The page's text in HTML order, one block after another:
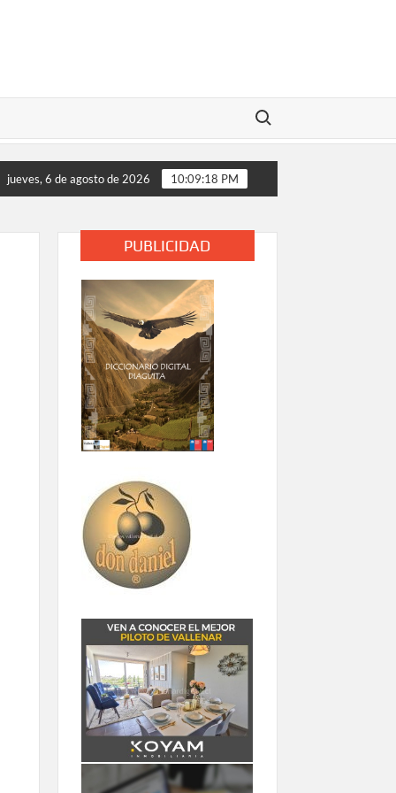
Buscar:
Inician nueva fase en la entrega de alimentos para
jueves, 6 de agosto de 2026 10:09:18 PM
PUBLICIDAD